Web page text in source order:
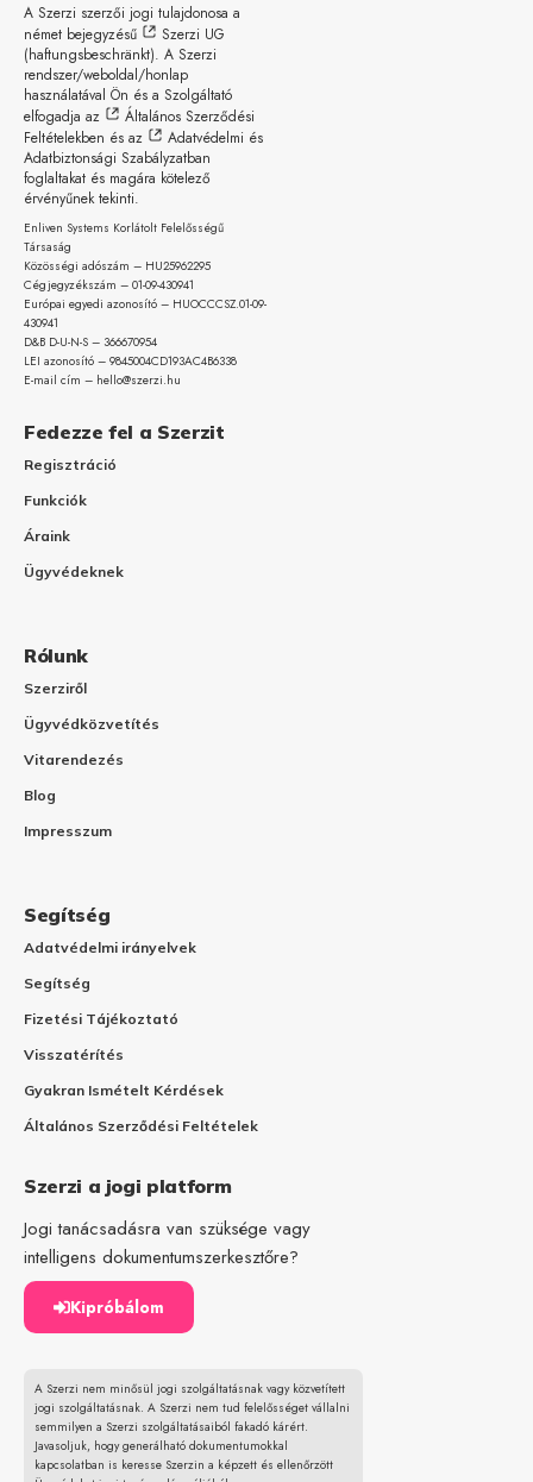
A Szerzi szerzői jogi tulajdonosa a
német bejegyzésű
Szerzi UG
(haftungsbeschränkt). A Szerzi
rendszer/weboldal/honlap
használatával Ön és a Szolgáltató
elfogadja az
Általános Szerződési
Feltételekben és az
Adatvédelmi és
Adatbiztonsági Szabályzatban
foglaltakat és magára kötelező
érvényűnek tekinti.
Enliven Systems Korlátolt Felelősségű
Társaság
Közösségi adószám – HU25962295
Cégjegyzékszám – 01-09-430941
Európai egyedi azonosító – HUOCCCSZ.01-09-
430941
D&B D-U-N-S – 366670954
LEI azonosító – 9845004CD193AC4B6338
E-mail cím – hello@szerzi.hu
Fedezze fel a Szerzit
Regisztráció
Funkciók
Áraink
Ügyvédeknek
Rólunk
Szerziről
Ügyvédközvetítés
Vitarendezés
Blog
Impresszum
Segítség
Adatvédelmi irányelvek
Segítség
Fizetési Tájékoztató
Visszatérítés
Gyakran Ismételt Kérdések
Általános Szerződési Feltételek
Szerzi a jogi platform
Jogi tanácsadásra van szüksége vagy
intelligens dokumentumszerkesztőre?
Kipróbálom
A Szerzi nem minősül jogi szolgáltatásnak vagy közvetített
jogi szolgáltatásnak. A Szerzi nem tud felelősséget vállalni
semmilyen a Szerzi szolgáltatásaiból fakadó kárért.
Javasoljuk, hogy generálható dokumentumokkal
kapcsolatban is keresse Szerzin a képzett és ellenőrzött